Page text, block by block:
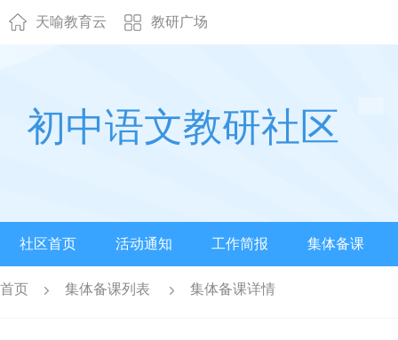
天喻教育云 教研广场
初中语文教研社区
社区首页 活动通知 工作简报 集体备课
首页 集体备课列表 集体备课详情